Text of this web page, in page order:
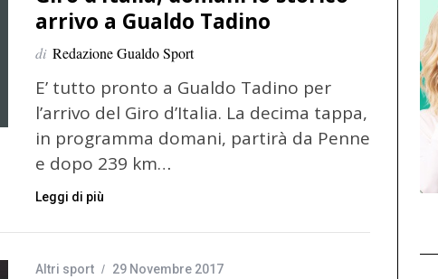
arrivo a Gualdo Tadino
di Redazione Gualdo Sport
E’ tutto pronto a Gualdo Tadino per
l’arrivo del Giro d’Italia. La decima tappa,
in programma domani, partirà da Penne
e dopo 239 km…
Leggi di più
Altri sport 29 Novembre 2017